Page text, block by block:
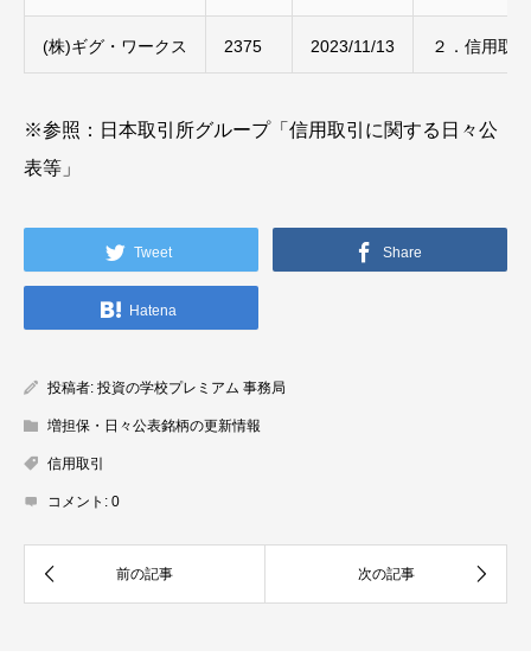
(株)ギグ・ワークス 2375 2023/11/13 ２．信用取
※参照：日本取引所グループ「信用取引に関する日々公
表等」
Tweet Share
Hatena
投稿者: 投資の学校プレミアム 事務局
増担保・日々公表銘柄の更新情報
信用取引
コメント: 0